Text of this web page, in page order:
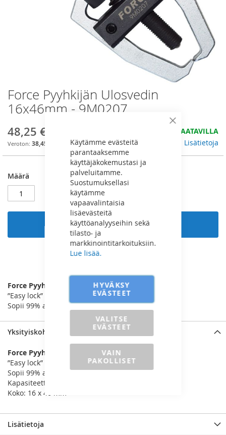
Sulje
Käytämme evästeitä
parantaaksemme
käyttäjäkokemustasi ja
palveluitamme.
Suostumuksellasi
käytämme
vapaavalintaisia
lisäevästeitä
käyttöanalyyseihin sekä
tilasto- ja
markkinointitarkoituksiin.
Lue lisää.
HYVÄKSY
EVÄSTEET
VALITSE
EVÄSTEET
VAIN
PAKOLLISET
Skip
to
the
of
the
Force Pyyhkijän Ulosvedin
16x46mm - 9M0207
48,25 €
38,45 €
HYVIN SAATAVILLA
Lisätietoja
Määrä
Lisää ostoskoriin
Force Pyyhkijän Ulosvedin
”Easy lock” toiminto mahdollistaa nopean käytön
Sopii 99% ajoneuvoista
Yksityiskohdat
Force Pyyhkijän Ulosvedin
”Easy lock” toiminto mahdollistaa nopean käytön
Sopii 99% ajoneuvoista
Kapasiteetti: 0-30 mm
Koko: 16 x 46 mm
Lisätietoja